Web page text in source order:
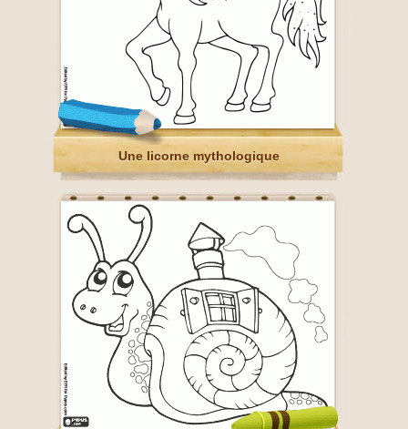
Une licorne mythologique